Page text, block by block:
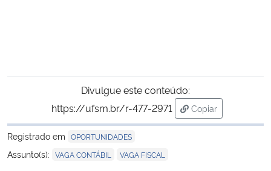
Gabinete de Segurança Institucional
Advocacia-Geral da União
Banco Central do Brasil
Divulgue este conteúdo:
https://ufsm.br/r-477-2971
Copiar
para área de
Registrado em OPORTUNIDADES
Assunto(s): VAGA CONTÁBIL VAGA FISCAL